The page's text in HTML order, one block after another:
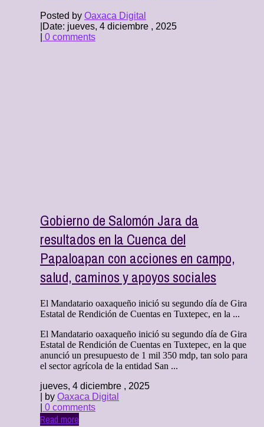
Posted by Oaxaca Digital
Date: jueves, 4 diciembre , 2025
0 comments
Gobierno de Salomón Jara da
resultados en la Cuenca del
Papaloapan con acciones en campo,
salud, caminos y apoyos sociales
El Mandatario oaxaqueño inició su segundo día de Gira
Estatal de Rendición de Cuentas en Tuxtepec, en la ...
El Mandatario oaxaqueño inició su segundo día de Gira
Estatal de Rendición de Cuentas en Tuxtepec, en la que
anunció un presupuesto de 1 mil 350 mdp, tan solo para
el sector agrícola de la entidad San ...
jueves, 4 diciembre , 2025
| by Oaxaca Digital
0 comments
Read more